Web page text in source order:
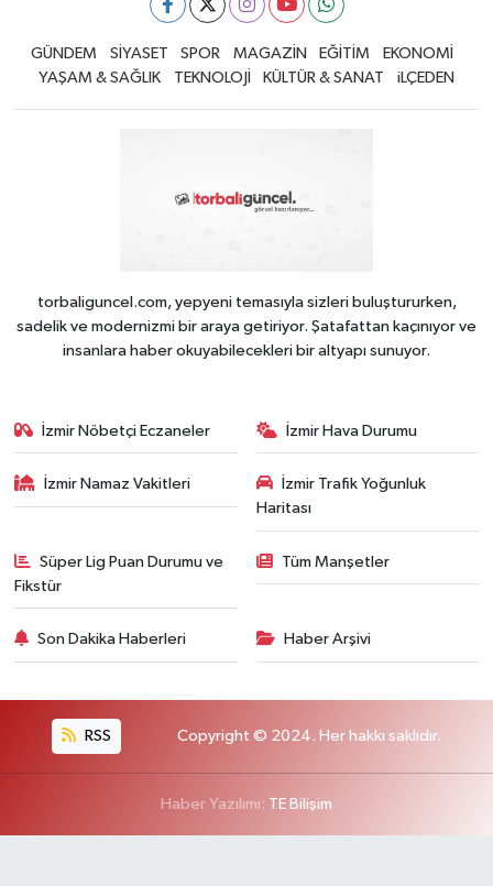
GÜNDEM SİYASET SPOR MAGAZİN EĞİTİM
EKONOMİ
YAŞAM & SAĞLIK
TEKNOLOJİ KÜLTÜR & SANAT iLÇEDEN
torbaliguncel.com, yepyeni temasıyla sizleri buluştururken,
sadelik ve modernizmi bir araya getiriyor. Şatafattan kaçınıyor ve
insanlara haber okuyabilecekleri bir altyapı sunuyor.
İzmir Nöbetçi Eczaneler İzmir Hava Durumu
İzmir Namaz Vakitleri
İzmir Trafik Yoğunluk
Haritası
Süper Lig Puan Durumu ve
Fikstür
Tüm Manşetler
Son Dakika Haberleri Haber Arşivi
RSS Copyright © 2024. Her hakkı saklıdır.
Haber Yazılımı: TE Bilişim